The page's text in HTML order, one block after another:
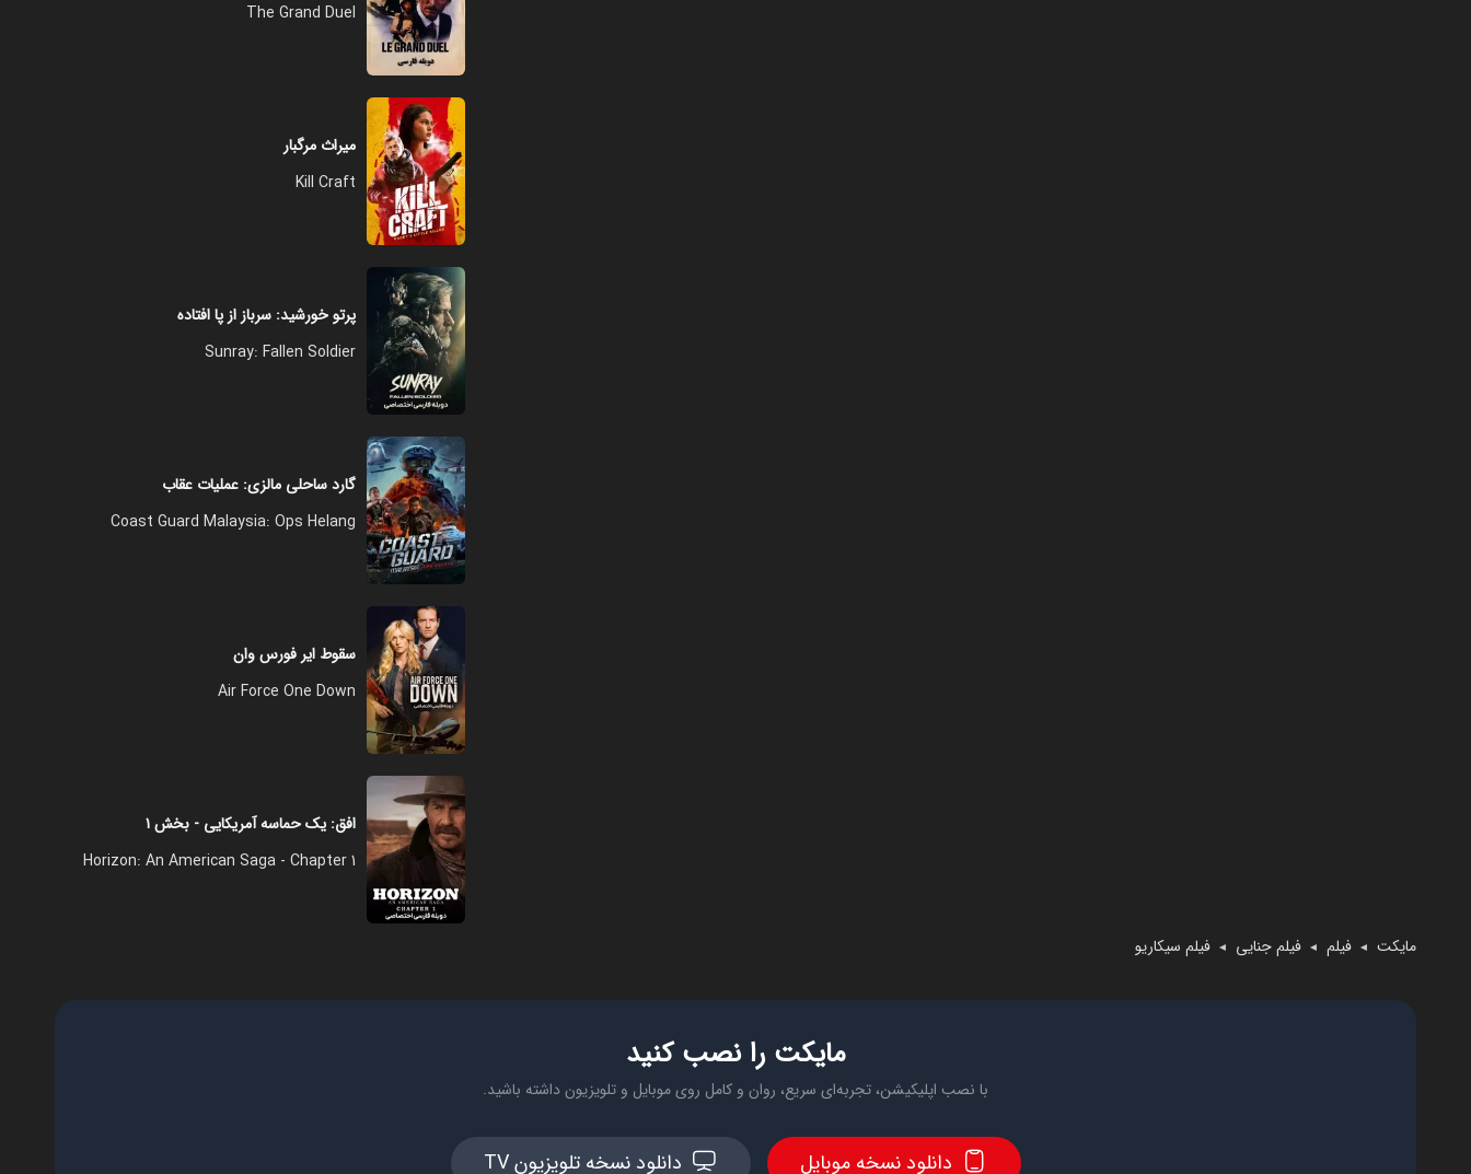
مایکت ◄ فیلم ◄ فیلم جنایی ◄ فیلم سیکاریو
The Grand Duel
میراث مرگبار
Kill Craft
پرتو خورشید: سرباز از پا افتاده
Sunray: Fallen Soldier
گارد ساحلی مالزی: عملیات عقاب
Coast Guard Malaysia: Ops Helang
سقوط ایر فورس وان
Air Force One Down
افق: یک حماسه آمریکایی - بخش ۱
Horizon: An American Saga - Chapter 1
مایکت را نصب کنید
با نصب اپلیکیشن، تجربه‌ای سریع، روان و کامل روی موبایل و تلویزیون داشته باشید.
دانلود نسخه موبایل دانلود نسخه تلویزیون TV